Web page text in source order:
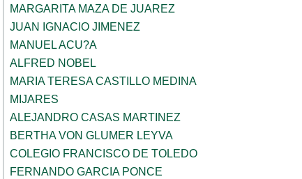
MARGARITA MAZA DE JUAREZ
JUAN IGNACIO JIMENEZ
MANUEL ACU?A
ALFRED NOBEL
MARIA TERESA CASTILLO MEDINA
MIJARES
ALEJANDRO CASAS MARTINEZ
BERTHA VON GLUMER LEYVA
COLEGIO FRANCISCO DE TOLEDO
FERNANDO GARCIA PONCE